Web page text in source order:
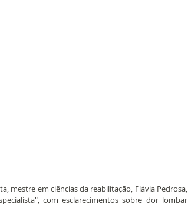
mestre em ciências da reabilitação, Flávia Pedrosa,
com esclarecimentos sobre dor lombar